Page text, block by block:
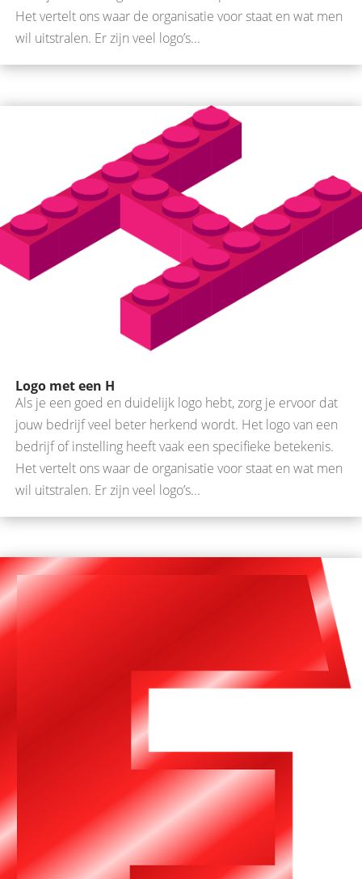
Het vertelt ons waar de organisatie voor staat en wat men
wil uitstralen. Er zijn veel logo’s...
Logo met een H
Als je een goed en duidelijk logo hebt, zorg je ervoor dat
jouw bedrijf veel beter herkend wordt. Het logo van een
bedrijf of instelling heeft vaak een specifieke betekenis.
Het vertelt ons waar de organisatie voor staat en wat men
wil uitstralen. Er zijn veel logo’s...